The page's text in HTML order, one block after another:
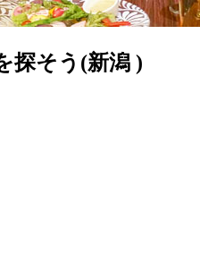
探そう(新潟 )